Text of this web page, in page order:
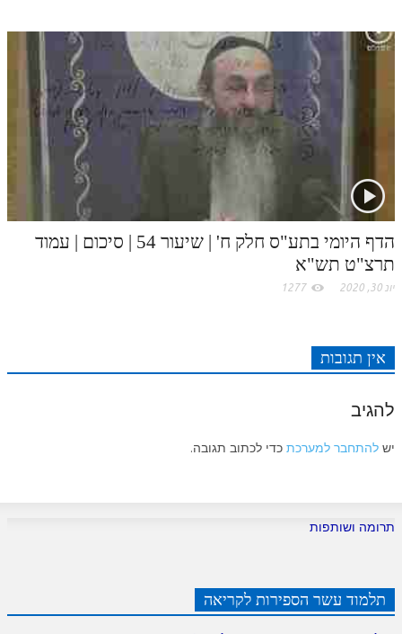
הדף היומי בתע"ס חלק ח' | שיעור 54 | סיכום | עמוד
תרצ"ט תש"א
יונ 30, 2020 1277
אין תגובות
להגיב
יש להתחבר למערכת כדי לכתוב תגובה.
תרומה ושותפות
תלמוד עשר הספירות לקריאה